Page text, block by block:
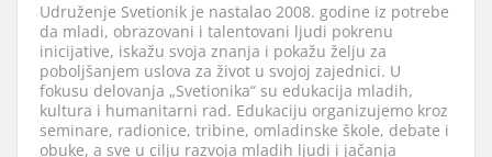
Udruženje Svetionik je nastalao 2008. godine iz potrebe
da mladi, obrazovani i talentovani ljudi pokrenu
inicijative, iskažu svoja znanja i pokažu želju za
poboljšanjem uslova za život u svojoj zajednici. U
fokusu delovanja „Svetionika“ su edukacija mladih,
kultura i humanitarni rad. Edukaciju organizujemo kroz
seminare, radionice, tribine, omladinske škole, debate i
obuke, a sve u cilju razvoja mladih ljudi i jačanja